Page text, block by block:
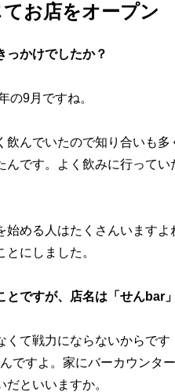
お店をオープン
かけでしたか？
の9月ですね。
飲んでいたので知り合いも
んです。よく飲みに行って
始める人はたくさんいます
にしました。
ですが、店名は「せんbar」
くて戦力にならないからで
ですよ。家にバーカウンタ
といいますか。